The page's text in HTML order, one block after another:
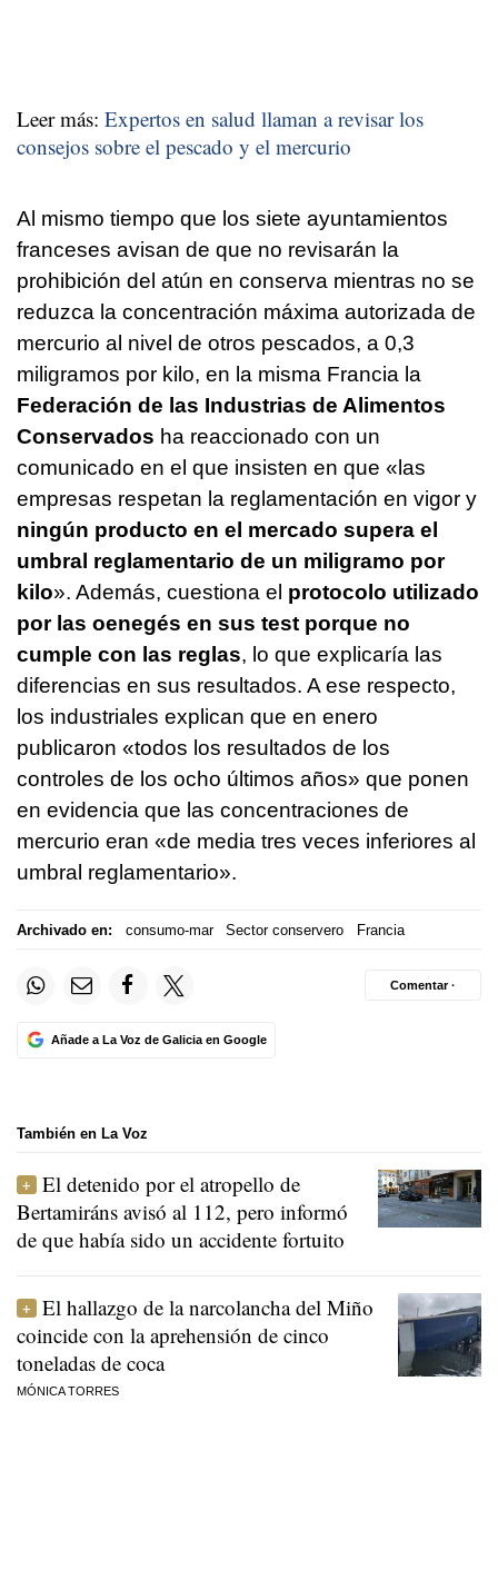
Leer más: Expertos en salud llaman a revisar los
consejos sobre el pescado y el mercurio
Al mismo tiempo que los siete ayuntamientos
franceses avisan de que no revisarán la
prohibición del atún en conserva mientras no se
reduzca la concentración máxima autorizada de
mercurio al nivel de otros pescados, a 0,3
miligramos por kilo, en la misma Francia la
Federación de las Industrias de Alimentos
Conservados ha reaccionado con un
comunicado en el que insisten en que «las
empresas respetan la reglamentación en vigor y
ningún producto en el mercado supera el
umbral reglamentario de un miligramo por
kilo». Además, cuestiona el protocolo utilizado
por las oenegés en sus test porque no
cumple con las reglas, lo que explicaría las
diferencias en sus resultados. A ese respecto,
los industriales explican que en enero
publicaron «todos los resultados de los
controles de los ocho últimos años» que ponen
en evidencia que las concentraciones de
mercurio eran «de media tres veces inferiores al
umbral reglamentario».
Archivado en: consumo-mar Sector conservero Francia
Añade a La Voz de Galicia en Google
Comentar ·
También en La Voz
El detenido por el atropello de
Bertamiráns avisó al 112, pero informó
de que había sido un accidente fortuito
El hallazgo de la narcolancha del Miño
coincide con la aprehensión de cinco
toneladas de coca
MÓNICA TORRES